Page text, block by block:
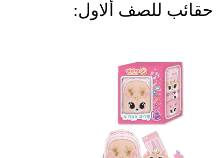
حقائب للصف ألاول: